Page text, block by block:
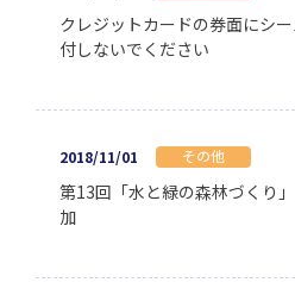
クレジットカードの券面にシ
付しないでください
2018/11/01 その他
第13回「水と緑の森林づくり
加